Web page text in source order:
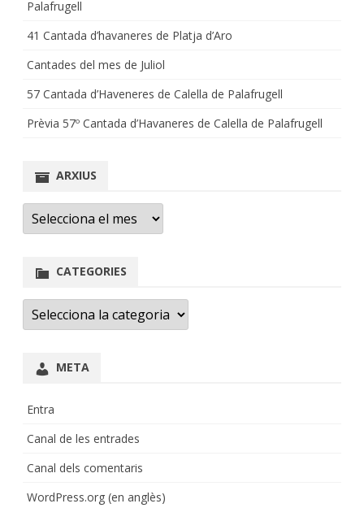
Palafrugell
41 Cantada d’havaneres de Platja d’Aro
Cantades del mes de Juliol
57 Cantada d’Haveneres de Calella de Palafrugell
Prèvia 57º Cantada d’Havaneres de Calella de Palafrugell
ARXIUS
Arxius
CATEGORIES
Categories
META
Entra
Canal de les entrades
Canal dels comentaris
WordPress.org (en anglès)